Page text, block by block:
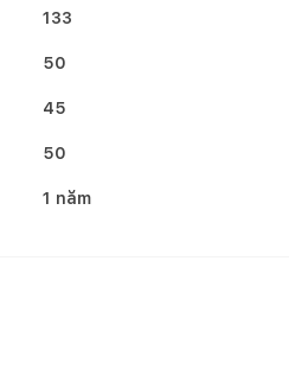
133
50
45
50
1 năm